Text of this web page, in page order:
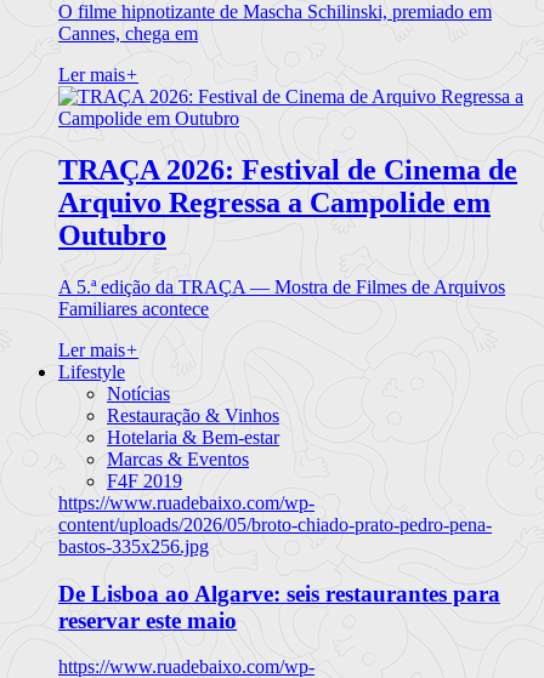
O filme hipnotizante de Mascha Schilinski, premiado em
Cannes, chega em
Ler mais+
TRAÇA 2026: Festival de Cinema de
Arquivo Regressa a Campolide em
Outubro
A 5.ª edição da TRAÇA — Mostra de Filmes de Arquivos
Familiares acontece
Ler mais+
Lifestyle
Notícias
Restauração & Vinhos
Hotelaria & Bem-estar
Marcas & Eventos
F4F 2019
https://www.ruadebaixo.com/wp-
content/uploads/2026/05/broto-chiado-prato-pedro-pena-
bastos-335x256.jpg
De Lisboa ao Algarve: seis restaurantes para
reservar este maio
https://www.ruadebaixo.com/wp-